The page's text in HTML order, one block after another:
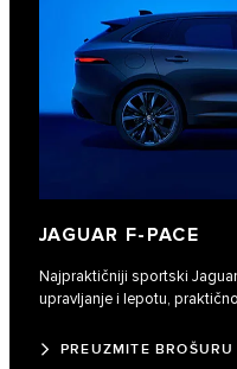
JAGUAR F‑PACE
Najpraktičniji sportski
upravljanje i lepotu,
PREUZMITE BROŠURU